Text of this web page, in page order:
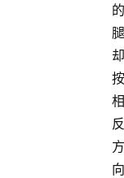
的
腿
却
按
相
反
方
向